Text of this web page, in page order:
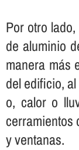
Por otro
de aluminio
manera más
del edificio,
o, calor o
cerramientos
y ventanas.